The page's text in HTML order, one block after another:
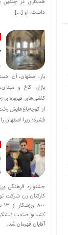
داشت. او […]
بار، اصفهان، آن
بازار، کاخ و
کاشی‌های فیروزه‌ای
از کوچه‌باغ‌هایش
فشرد؛ زیرا اصفهان
جشنواره فرهنگی
کارکنان زن شرکت
کشت‌و صنعت نیشکر
آقایان قهرمان شد.